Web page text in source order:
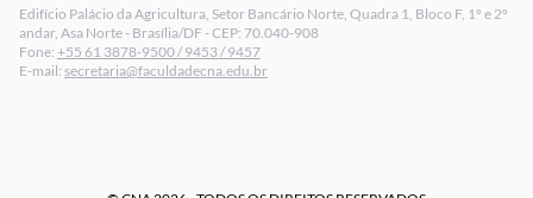
Edifício Palácio da Agricultura, Setor Bancário Norte, Quadra 1, Bloco F, 1º e 2º
andar, Asa Norte - Brasília/DF - CEP: 70.040-908
Fone: +55 61 3878-9500 / 9453 / 9457
E-mail: secretaria@faculdadecna.edu.br